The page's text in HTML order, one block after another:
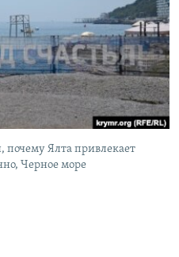
почему Ялта привлекает
Черное море